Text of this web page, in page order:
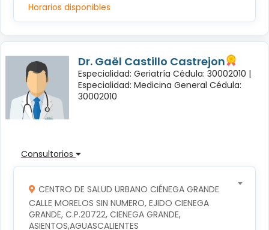
Horarios disponibles
Dr. Gaël Castillo Castrejon
Especialidad: Geriatría Cédula: 30002010 |
Especialidad: Medicina General Cédula:
30002010
Consultorios
CENTRO DE SALUD URBANO CIÉNEGA GRANDE
CALLE MORELOS SIN NUMERO, EJIDO CIENEGA
GRANDE, C.P.20722, CIENEGA GRANDE,
ASIENTOS,AGUASCALIENTES